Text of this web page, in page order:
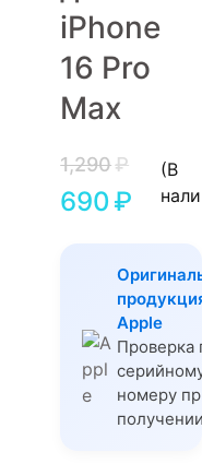
iPhone
16 Pro
Max
1,290₽
690₽
(В
Apple
Проверка
номеру